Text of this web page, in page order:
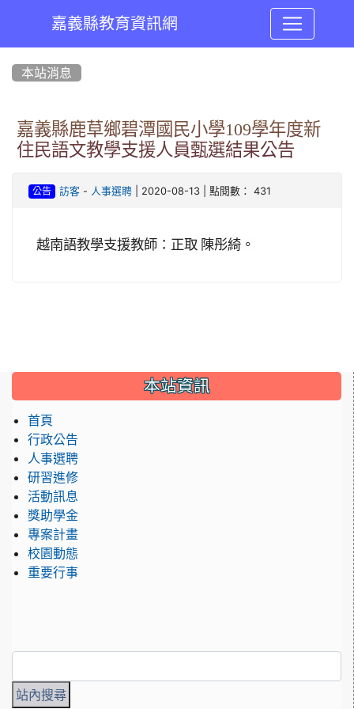
嘉義縣教育資訊網
本站消息
嘉義縣鹿草鄉碧潭國民小學109學年度新
住民語文教學支援人員甄選結果公告
公告 訪客- 人事選聘| 2020-08-13 | 點閱數： 431
越南語教學支援教師：正取 陳彤綺。
::: 本站資訊
首頁
行政公告
人事選聘
研習進修
活動訊息
獎助學金
專案計畫
校園動態
重要行事